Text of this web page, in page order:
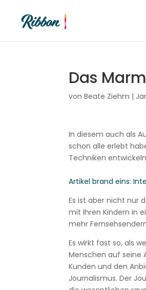
Das
vonBeate Ziehm |
In diesem auch als
schon alle erlebt
Techniken
Artikel brand eins:
Es ist aber nicht nur
mit Ihren Kindern in
mehr
Es wirkt fast so, als
Menschen auf seine
Kunden und den
Journalismus. Der